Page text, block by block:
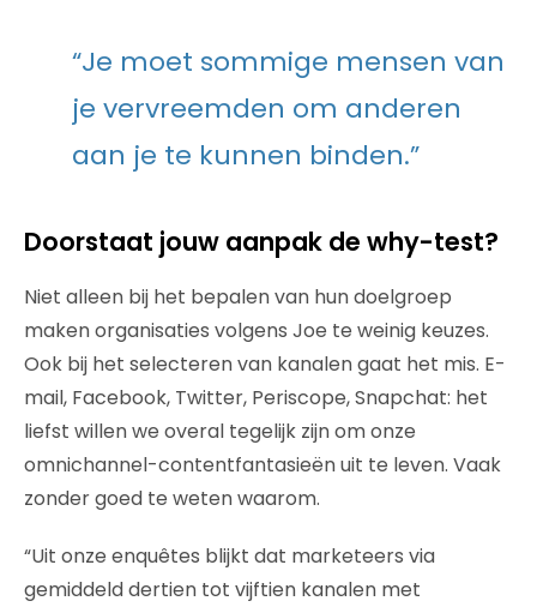
“Je moet sommige mensen van
je vervreemden om anderen
aan je te kunnen binden.”
Doorstaat jouw aanpak de why-test?
Niet alleen bij het bepalen van hun doelgroep
maken organisaties volgens Joe te weinig keuzes.
Ook bij het selecteren van kanalen gaat het mis. E-
mail, Facebook, Twitter, Periscope, Snapchat: het
liefst willen we overal tegelijk zijn om onze
omnichannel-contentfantasieën uit te leven. Vaak
zonder goed te weten waarom.
“Uit onze enquêtes blijkt dat marketeers via
gemiddeld dertien tot vijftien kanalen met